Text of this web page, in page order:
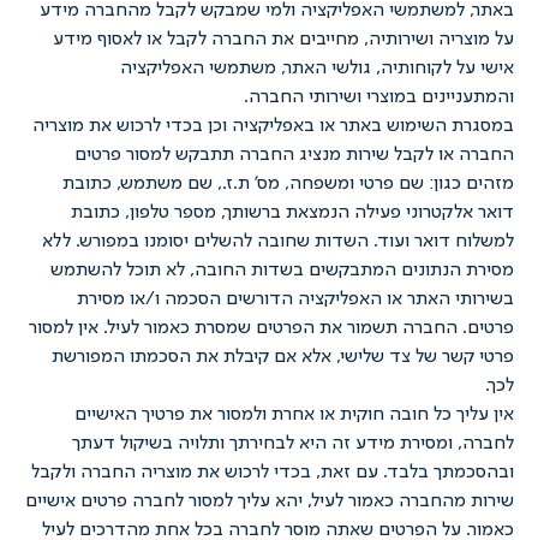
האפליקציה ולמי שמבקש לקבל מהחברה מידע
ושירותיה, מחייבים את החברה לקבל או לאסוף מידע
לקוחותיה, גולשי האתר, משתמשי האפליקציה
במוצרי ושירותי החברה.
השימוש באתר או באפליקציה וכן בכדי לרכוש את מוצריה
לקבל שירות מנציג החברה תתבקש למסור פרטים
שם פרטי ומשפחה, מס' ת.ז., שם משתמש, כתובת
פעילה הנמצאת ברשותך, מספר טלפון, כתובת
דואר ועוד. השדות שחובה להשלים יסומנו במפורש. ללא
המתבקשים בשדות החובה, לא תוכל להשתמש
האתר או האפליקציה הדורשים הסכמה ו/או מסירת
תשמור את הפרטים שמסרת כאמור לעיל. אין למסור
של צד שלישי, אלא אם קיבלת את הסכמתו המפורשת
כל חובה חוקית או אחרת ולמסור את פרטיך האישיים
מידע זה היא לבחירתך ותלויה בשיקול דעתך
בלבד. עם זאת, בכדי לרכוש את מוצריה החברה ולקבל
כאמור לעיל, יהא עליך למסור לחברה פרטים אישיים
על הפרטים שאתה מוסר לחברה בכל אחת מהדרכים לעיל